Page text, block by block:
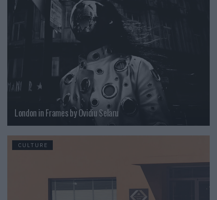
London in Frames by Ovidiu Selaru
CULTURE